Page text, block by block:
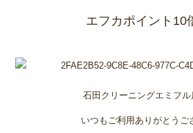
エフカポイント10
石田クリーニングエミフル
いつもご利用ありがとうご